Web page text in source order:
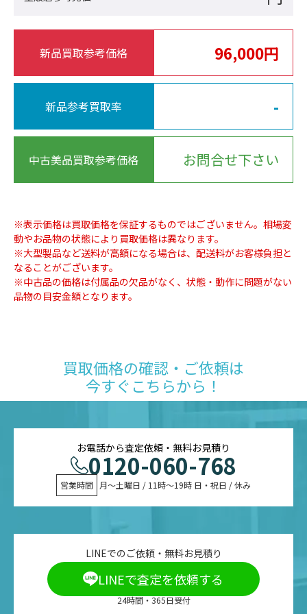
新品買取参考価格 96,000円
新品参考買取率 -
中古美品買取参考価格 お問合せ下さい
※表示価格は買取価格を保証するものではございません。相場変
動やお品物の状態により買取価格は異なります。
※大型製品など送料が高額になる場合は、配送料がお客様負担と
なることがございます。
※中古品の価格は付属品の欠品がなく、状態・動作に問題がない
品物の目安金額となります。
買取価格の確認・ご依頼は
今すぐこちらから！
お電話から査定依頼・無料お見積り
0120-060-768
営業時間 月〜土曜日 / 11時〜19時 日・祝日 / 休み
LINEでのご依頼・無料お見積り
LINEで査定を依頼する
24時間・365日受付